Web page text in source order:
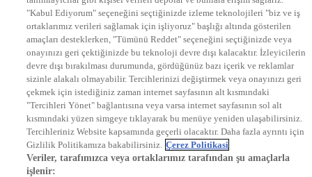
EURO STAR
KRAL POP TV
DYG Radyolar
NTV RADYO
KRAL FM
KRAL POP
EKSEN
VOYAGE
DYG Dijital
ntv.com.tr
ntvspor.net
secim.ntv.com.tr
startv.com.tr
kralmuzik.com.tr
"Kabul Ediyorum" seçeneğini seçtiğinizde izleme teknolojileri "biz ve iş
ortaklarımız verileri sağlamak için işliyoruz" başlığı altında gösterilen
amaçları desteklerken, "Tümünü Reddet" seçeneğini seçtiğinizde veya
onayınızı geri çektiğinizde bu teknoloji devre dışı kalacaktır. İzleyicilerin
devre dışı bırakılması durumunda, gördüğünüz bazı içerik ve reklamlar
sizinle alakalı olmayabilir. Tercihlerinizi değiştirmek veya onayınızı geri
çekmek için istediğiniz zaman internet sayfasının alt kısmındaki
"Tercihleri Yönet" bağlantısına veya varsa internet sayfasının sol alt
kısmındaki yüzen simgeye tıklayarak bu menüye yeniden ulaşabilirsiniz.
Tercihleriniz Website kapsamında geçerli olacaktır. Daha fazla ayrıntı için
Gizlilik Politikamıza bakabilirsiniz. Çerez Politikasi
Veriler, tarafımızca veya ortaklarımız tarafından şu amaçlarla
işlenir: